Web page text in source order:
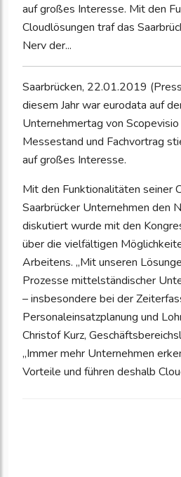
auf großes Interesse. Mit den
Cloudlösungen traf das
Nerv der...
Saarbrücken, 22.01.2019
diesem Jahr war eurodata auf
Unternehmertag von
Messestand und Fachvortrag
auf großes Interesse.
Mit den Funktionalitäten seiner
Saarbrücker Unternehmen den
diskutiert wurde mit den
über die vielfältigen
Arbeitens. „Mit unseren
Prozesse mittelständischer
– insbesondere bei der
Personaleinsatzplanung und
Christof Kurz,
„Immer mehr Unternehmen
Vorteile und führen deshalb